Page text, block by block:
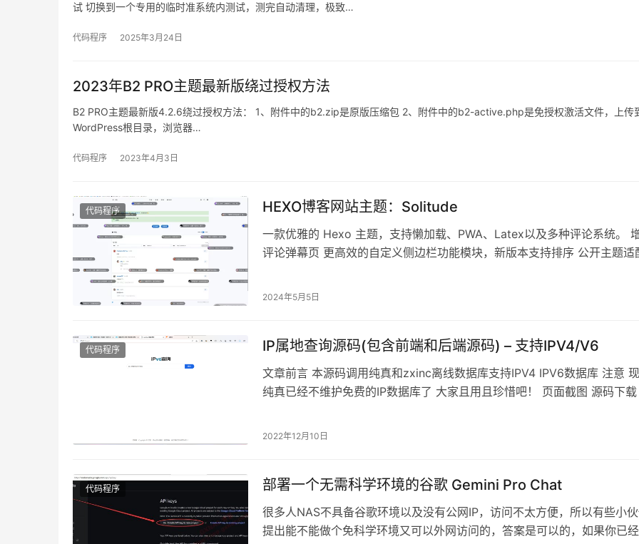
试 切换到一个专用的临时准系统内测试，测完自动清理，极致…
代码程序 2025年3月24日
2023年B2 PRO主题最新版绕过授权方法
B2 PRO主题最新版4.2.6绕过授权方法： 1、附件中的b2.zip是原版压缩包 2、附件中的b2-active.php是免授权激活文件，上传
WordPress根目录，浏览器…
代码程序 2023年4月3日
代码程序 HEXO博客网站主题：Solitude
一款优雅的 Hexo 主题，支持懒加载、PWA、Latex以及多种评论系统。
评论弹幕页 更高效的自定义侧边栏功能模块，新版本支持排序 公开主题适
2024年5月5日
代码程序 IP属地查询源码(包含前端和后端源码) – 支持IPV4/V6
文章前言 本源码调用纯真和zxinc离线数据库支持IPV4 IPV6数据库 注意
纯真已经不维护免费的IP数据库了 大家且用且珍惜吧！ 页面截图 源码下载
2022年12月10日
代码程序 部署一个无需科学环境的谷歌 Gemini Pro Chat
很多人NAS不具备谷歌环境以及没有公网IP，访问不太方便，所以有些小
提出能不能做个免科学环境又可以外网访问的，答案是可以的，如果你已经